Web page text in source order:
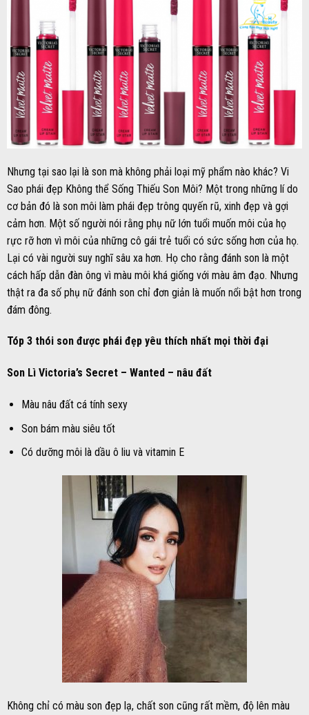
Nhưng tại sao lại là son mà không phải loại mỹ phẩm nào khác? Vi
Sao phái đẹp Không thể Sống Thiếu Son Môi? Một trong những lí do
cơ bản đó là son môi làm phái đẹp trông quyến rũ, xinh đẹp và gợi
cảm hơn. Một số người nói rằng phụ nữ lớn tuổi muốn môi của họ
rực rỡ hơn vì môi của những cô gái trẻ tuổi có sức sống hơn của họ.
Lại có vài người suy nghĩ sâu xa hơn. Họ cho rằng đánh son là một
cách hấp dẫn đàn ông vì màu môi khá giống với màu âm đạo. Nhưng
thật ra đa số phụ nữ đánh son chỉ đơn giản là muốn nổi bật hơn trong
đám đông.
Tóp 3 thói son được phái đẹp yêu thích nhất mọi thời đại
Son Lì Victoria’s Secret – Wanted – nâu đất
Màu nâu đất cá tính sexy
Son bám màu siêu tốt
Có dưỡng môi là dầu ô liu và vitamin E
Không chỉ có màu son đẹp lạ, chất son cũng rất mềm, độ lên màu